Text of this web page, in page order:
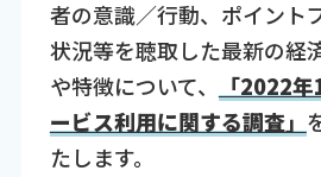
者の意識／行動、ポイント
状況等を聴取した最新の経
や特徴について、
「2022
ービス利用に関する調査」
たします。